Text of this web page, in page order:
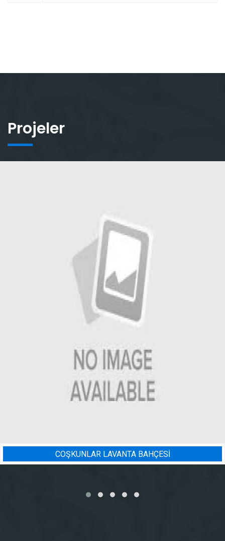
Projeler
BADEM BAHÇESI